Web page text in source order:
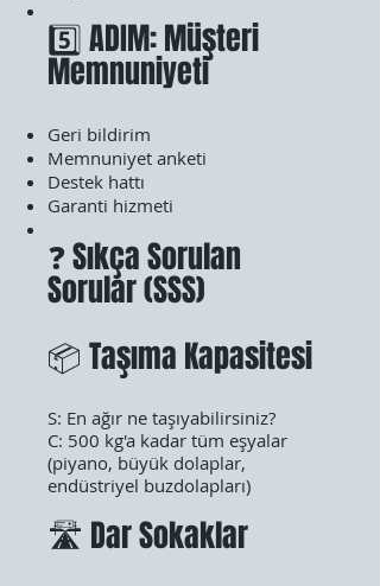
5️⃣ ADIM: Müşteri
Memnuniyeti
Geri bildirim
Memnuniyet anketi
Destek hattı
Garanti hizmeti
❓ Sıkça Sorulan
Sorular (SSS)
📦 Taşıma Kapasitesi
S: En ağır ne taşıyabilirsiniz?
C: 500 kg'a kadar tüm eşyalar
(piyano, büyük dolaplar,
endüstriyel buzdolapları)
🛣️ Dar Sokaklar